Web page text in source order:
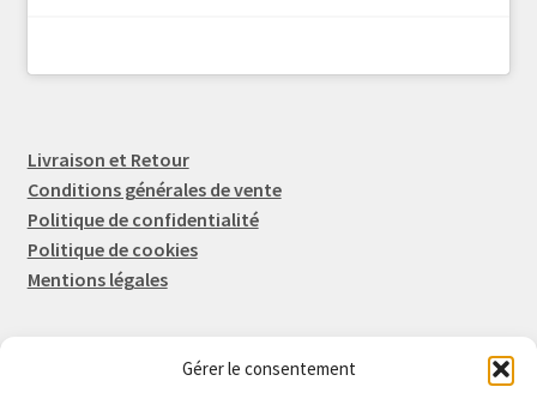
Gérer le consentement
Livraison et Retour
Conditions générales de vente
Politique de confidentialité
Politique de cookies
Mentions légales